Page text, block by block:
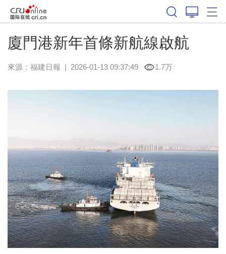
廈門港新年首條新航線啟航
來源： 福建日報 | 2026-01-13 09:37:49 1.7万